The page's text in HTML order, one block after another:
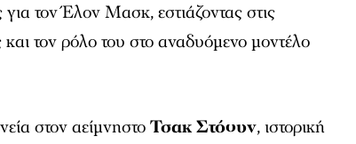
τον Έλον Μασκ, εστιάζοντας στις
και τον ρόλο του στο αναδυόμενο μοντέλο
στον αείμνηστοΤσακ Στόουν, ιστορική